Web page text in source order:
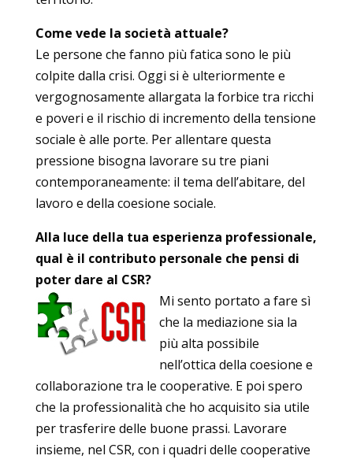
Come vede la società attuale?
Le persone che fanno più fatica sono le più
colpite dalla crisi. Oggi si è ulteriormente e
vergognosamente allargata la forbice tra ricchi
e poveri e il rischio di incremento della tensione
sociale è alle porte. Per allentare questa
pressione bisogna lavorare su tre piani
contemporaneamente: il tema dell’abitare, del
lavoro e della coesione sociale.
Alla luce della tua esperienza professionale,
qual è il contributo personale che pensi di
poter dare al CSR?
Mi sento portato a fare sì
che la mediazione sia la
più alta possibile
nell’ottica della coesione e
collaborazione tra le cooperative. E poi spero
che la professionalità che ho acquisito sia utile
per trasferire delle buone prassi. Lavorare
insieme, nel CSR, con i quadri delle cooperative